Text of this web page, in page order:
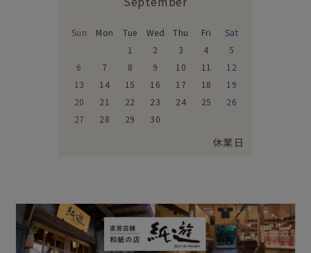
Sun Mon Tue Wed Thu Fri
Sat
1
2 3 4
5
6
7 8 9 10 11
12
13
14 15 16 17 18
19
20
21 22 23 24 25
26
27
28 29 30
休業日